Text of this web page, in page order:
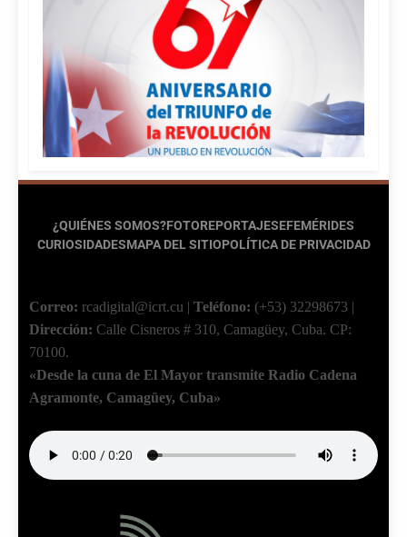
¿QUIÉNES SOMOS?FOTOREPORTAJESEFEMÉRIDES
CURIOSIDADESMAPA DEL SITIOPOLÍTICA DE PRIVACIDAD
Correo: rcadigital@icrt.cu | Teléfono: (+53) 32298673 |
Dirección: Calle Cisneros # 310, Camagüey, Cuba. CP:
70100.
«Desde la cuna de El Mayor transmite Radio Cadena
Agramonte, Camagüey, Cuba»